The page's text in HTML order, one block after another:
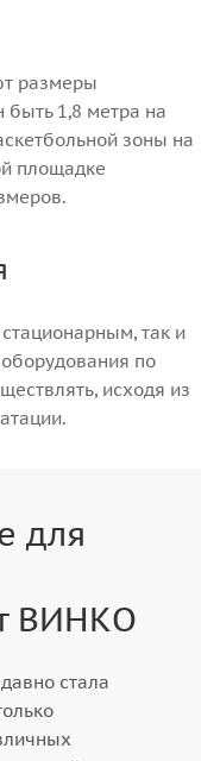
размеры
быть 1,8 метра на
зоны на
площадке
так и
по
исходя из
для
ВИНКО
стала